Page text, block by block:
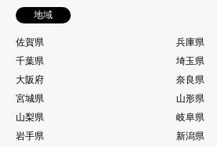
地域
佐賀県
兵庫県
千葉県
埼玉県
大阪府
奈良県
宮城県
山形県
山梨県
岐阜県
岩手県
新潟県